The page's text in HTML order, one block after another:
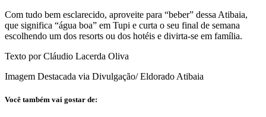
Com tudo bem esclarecido, aproveite para “beber” dessa Atibaia,
que significa “água boa” em Tupi e curta o seu final de semana
escolhendo um dos resorts ou dos hotéis e divirta-se em família.
Texto por Cláudio Lacerda Oliva
Imagem Destacada via Divulgação/ Eldorado Atibaia
Você também vai gostar de: